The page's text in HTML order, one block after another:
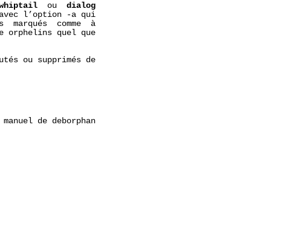
  ou
dialog
l’option -a qui
marqués  comme  à
orphelins quel que
ou supprimés de
manuel de deborphan